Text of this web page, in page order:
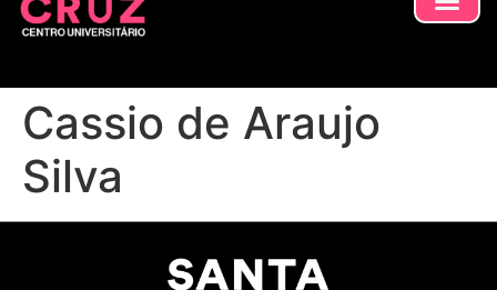
Cassio de Araujo
Silva